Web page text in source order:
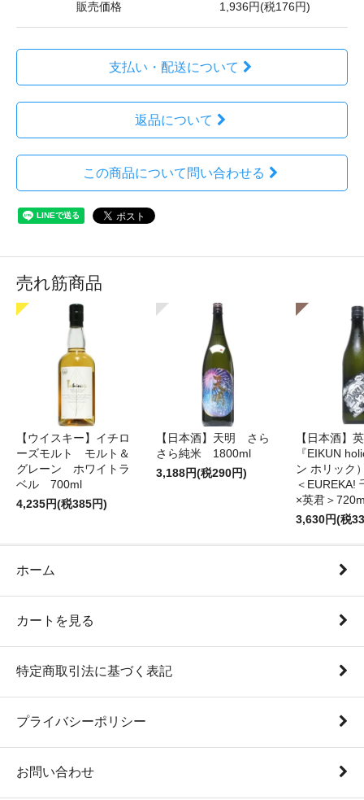
販売価格 1,936円(税176円)
支払い・配送について
返品について
この商品について問い合わせる
売れ筋商品
【ウイスキー】イチロ
ーズモルト モルト＆
グレーン ホワイトラ
ベル 700ml
4,235円(税385円)
【日本酒】天明 さら
さら純米 1800ml
3,188円(税290円)
【日本酒】
『EIKUN
ン ホリッ
＜EUREKA!
×英君＞
3,630円(税
ホーム
カートを見る
特定商取引法に基づく表記
プライバシーポリシー
お問い合わせ